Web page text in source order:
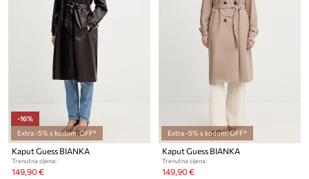
-16%
Extra -5% s kodom: OFF*
Kaput Guess BIANKA
Trenutna cijena:
149,90 €
Extra -5% s kodom: OFF*
Kaput Guess BIANKA
Trenutna cijena:
149,90 €